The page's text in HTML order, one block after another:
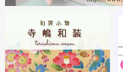
2月19日から23日まで 東京・
『第28回 日本の美術展』に出
2023.02
昨年初めからT-BASE銀座ギャ
細工のソフビフィギュア装飾の